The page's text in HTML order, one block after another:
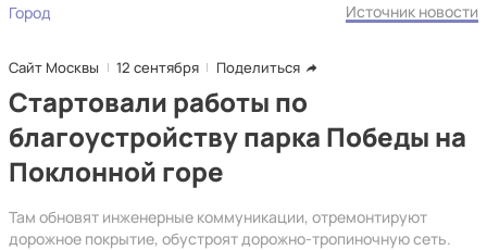
Город Источник новости
Сайт Москвы 12 сентября Поделиться
Стартовали работы по
благоустройству парка Победы на
Поклонной горе
Там обновят инженерные коммуникации, отремонтируют
дорожное покрытие, обустроят дорожно-тропиночную сеть.